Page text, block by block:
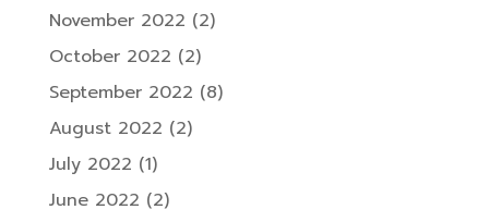
November 2022 (2)
October 2022 (2)
September 2022 (8)
August 2022 (2)
July 2022 (1)
June 2022 (2)